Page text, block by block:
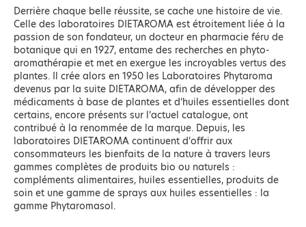
Derrière chaque belle réussite, se cache une histoire de vie.
Celle des laboratoires DIETAROMA est étroitement liée à la
passion de son fondateur, un docteur en pharmacie féru de
botanique qui en 1927, entame des recherches en phyto-
aromathérapie et met en exergue les incroyables vertus des
plantes. Il crée alors en 1950 les Laboratoires Phytaroma
devenus par la suite DIETAROMA, afin de développer des
médicaments à base de plantes et d’huiles essentielles dont
certains, encore présents sur l’actuel catalogue, ont
contribué à la renommée de la marque. Depuis, les
laboratoires DIETAROMA continuent d’offrir aux
consommateurs les bienfaits de la nature à travers leurs
gammes complètes de produits bio ou naturels :
compléments alimentaires, huiles essentielles, produits de
soin et une gamme de sprays aux huiles essentielles : la
gamme Phytaromasol.